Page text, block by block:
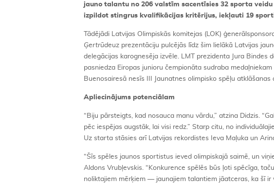
jauno talantu no 206 valstīm sacentīsies 32 sporta
izpildot stingrus kvalifikācijas kritērijus, iek ļauti 19
Tādējādi Latvijas Olimpiskās komitejas (LOK)
Ģertrūdeuz prezentāciju pulcējās līdz šim lielākā Latvijas
delegācijas karognesēja izvēle. LMT prezidenta Jura Bindes
pasniedza Eiropas junioru čempionāta sudraba
Buenosairesā nesīs III Jaunatnes olimpisko spēļu atklāšanas
Apliecinājums potenciālam
“Biju pārsteigts, kad nosauca manu vārdu,” atzina Didzis.
pēc iespējas augstāk, lai visi redz.” Starp citu, no
Uz starta stāsies arī Latvijas rekordistes Ieva Maļuka un
“Šīs spēles jaunos sportistus ieved olimpiskajā saimē, un
Aldons Vrubļevskis. “Konkurence spēlēs būs ļoti spēcīga,
noliktajiem mērķiem — jaunajiem talantiem jāatceras, ka šī